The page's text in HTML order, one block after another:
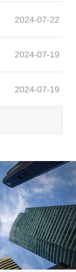
2024-07-22
2024-07-19
2024-07-19